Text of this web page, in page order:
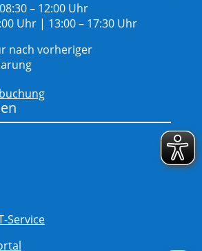
– 12:00 Uhr
Uhr | 13:00 – 17:30 Uhr
nach vorheriger
Service